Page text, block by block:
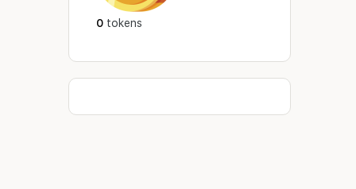
0 tokens